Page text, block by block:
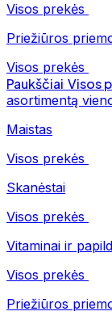
Visos prekės
Priežiūros
Visos prekės
Paukščiai Visos
asortimentą
Maistas
Visos prekės
Skanėstai
Visos prekės
Vitaminai ir
Visos prekės
Priežiūros